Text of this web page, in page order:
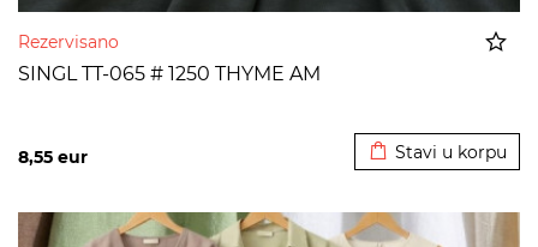
Rezervisano
SINGL TT-065 # 1250 THYME AM
8,55 eur Stavi u korpu